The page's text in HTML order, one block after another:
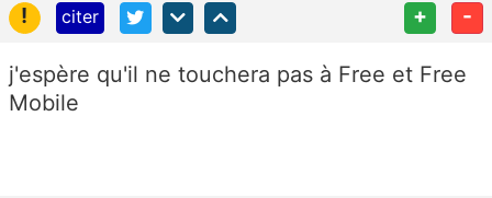
!
citer + -
j'espère qu'il ne touchera pas à Free et Free
Mobile